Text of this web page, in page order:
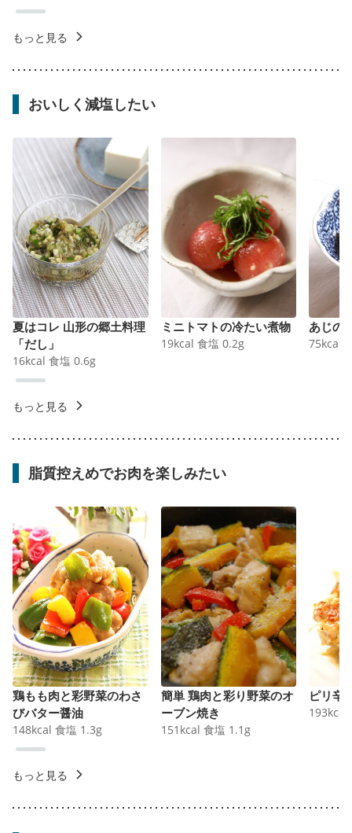
もっと見る
おいしく減塩したい
夏はコレ 山形の郷土料理
「だし」
16kcal 食塩 0.6g
ミニトマトの冷たい煮物
19kcal 食塩 0.2g
あじの
75kcal
もっと見る
脂質控えめでお肉を楽しみたい
鶏もも肉と彩野菜のわさ
びバター醤油
148kcal 食塩 1.3g
簡単 鶏肉と彩り野菜のオ
ーブン焼き
151 kcal 食塩 1.1 g
ピリ辛
193kcal
もっと見る